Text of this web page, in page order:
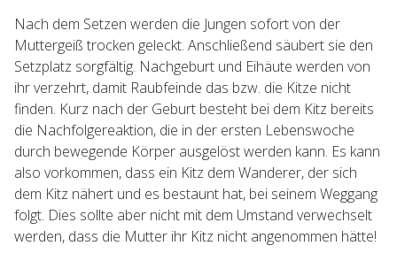
Nach dem Setzen werden die Jungen sofort von der
Muttergeiß trocken geleckt. Anschließend säubert sie den
Setzplatz sorgfältig. Nachgeburt und Eihäute werden von
ihr verzehrt, damit Raubfeinde das bzw. die Kitze nicht
finden. Kurz nach der Geburt besteht bei dem Kitz bereits
die Nachfolgereaktion, die in der ersten Lebenswoche
durch bewegende Körper ausgelöst werden kann. Es kann
also vorkommen, dass ein Kitz dem Wanderer, der sich
dem Kitz nähert und es bestaunt hat, bei seinem Weggang
folgt. Dies sollte aber nicht mit dem Umstand verwechselt
werden, dass die Mutter ihr Kitz nicht angenommen hätte!